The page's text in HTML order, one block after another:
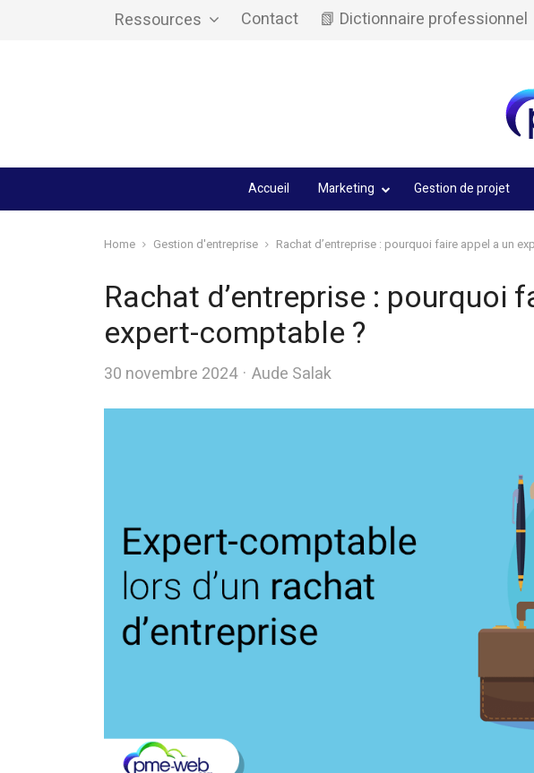
Ressources Contact 📗 Dictionnaire professionnel
Accueil Marketing Gestion de projet
Home Gestion d'entreprise Rachat d’entreprise : pourquoi faire appel a un
Rachat d’entreprise : pourquoi
expert-comptable ?
30 novembre 2024 Author
Aude Salak